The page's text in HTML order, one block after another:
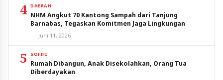
4 DAERAH
NHM Angkut 70 Kantong Sampah dari Tanjung
Barnabas, Tegaskan Komitmen Jaga Lingkungan
Juni 11, 2026
5 SOFIFI
Rumah Dibangun, Anak Disekolahkan, Orang Tua
Diberdayakan